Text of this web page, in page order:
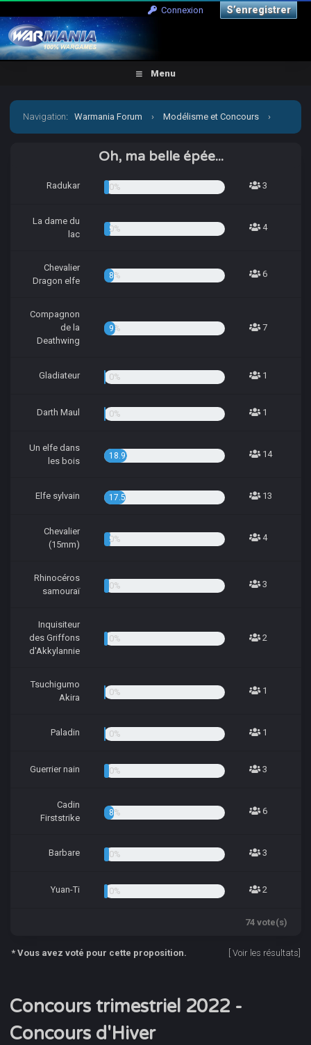
Connexion S’enregistrer
Menu
Navigation:Warmania Forum › Modélisme et Concours ›
› Concours trimestriel 2022 - Concours
d'Hiver
Oh, ma belle épée...
Radukar 4.05% 3
La dame du
lac
5.41% 4
Chevalier
Dragon elfe
8.11% 6
Compagnon
de la
Deathwing
9.46% 7
Gladiateur 1.35% 1
Darth Maul 1.35% 1
Un elfe dans
les bois
18.92% 14
Elfe sylvain 17.57% 13
Chevalier
(15mm)
5.41% 4
Rhinocéros
samouraï
4.05% 3
Inquisiteur
des Griffons
d'Akkylannie
2.70% 2
Tsuchigumo
Akira
1.35% 1
Paladin 1.35% 1
Guerrier nain 4.05% 3
Cadin
Firststrike
8.11% 6
Barbare 4.05% 3
Yuan-Ti 2.70% 2
74 vote(s)
* Vous avez voté pour cette proposition. Voir les résultats
Concours trimestriel 2022 -
Concours d'Hiver